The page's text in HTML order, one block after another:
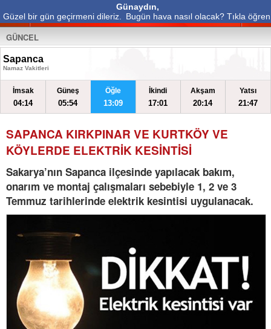
Günaydın,
Güzel bir gün geçirmeni dileriz.
Bugün hava nasıl olacak? Tıkla öğren
GÜNCEL
Sapanca
Namaz Vakitleri
İmsak
04:14
Güneş
05:54
Öğle
13:09
İkindi
17:01
Akşam
20:14
Yatsı
21:47
SAPANCA KIRKPINAR VE KURTKÖY VE
KÖYLERDE ELEKTRİK KESİNTİSİ
Sakarya’nın Sapanca ilçesinde yapılacak bakım,
onarım ve montaj çalışmaları sebebiyle 1, 2 ve 3
Temmuz tarihlerinde elektrik kesintisi uygulanacak.